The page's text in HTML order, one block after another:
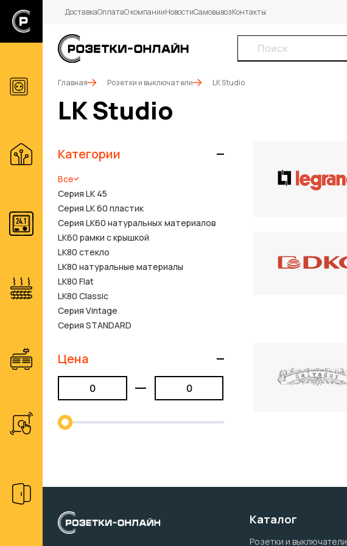
ДоставкаОплатаО компанииНовостиСамовывозКонтакты
Главная Розетки и выключатели LK Studio
LK Studio
Категории
Все
Серия LK 45
Серия LK 60 пластик
Серия LK60 натуральных материалов
LK60 рамки с крышкой
LK80 стекло
LK80 натуральные материалы
LK80 Flat
LK80 Classic
Серия Vintage
Серия STANDARD
Цена
Каталог
Розетки и выключатели